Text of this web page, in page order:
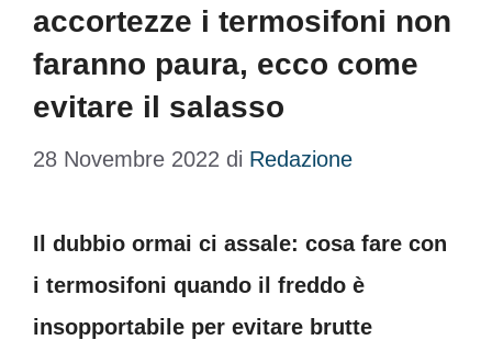
accortezze i termosifoni non
faranno paura, ecco come
evitare il salasso
28 Novembre 2022 di Redazione
Il dubbio ormai ci assale: cosa fare con
i termosifoni quando il freddo è
insopportabile per evitare brutte